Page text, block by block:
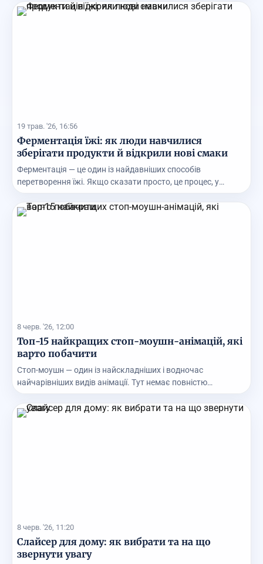
19 трав. '26, 16:56
Ферментація їжі: як люди навчилися
зберігати продукти й відкрили нові смаки
Ферментація — це один із найдавніших способів
перетворення їжі. Якщо сказати просто, це процес, у
8 черв. '26, 12:00
Топ-15 найкращих стоп-моушн-анімацій, які
варто побачити
Стоп-моушн — один із найскладніших і водночас
найчарівніших видів анімації. Тут немає повністю
8 черв. '26, 11:20
Слайсер для дому: як вибрати та на що
звернути увагу